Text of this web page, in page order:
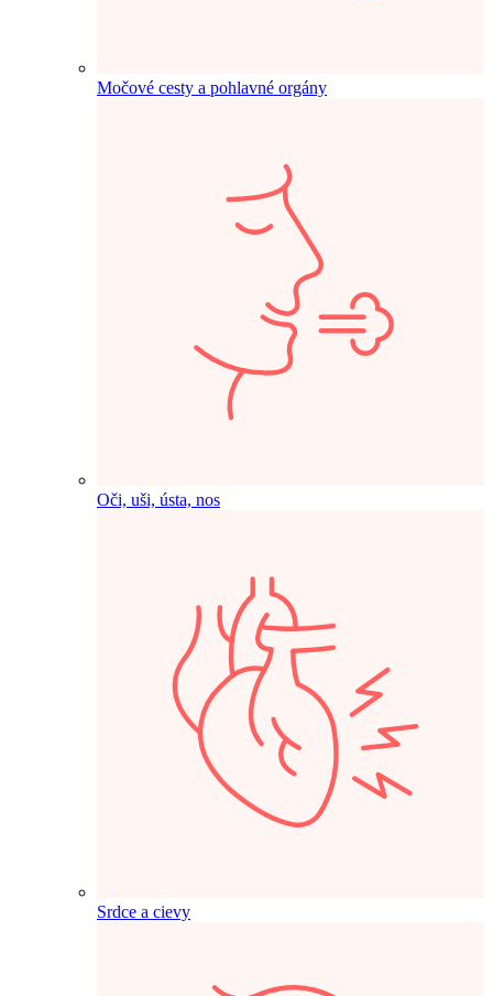
Močové cesty a pohlavné orgány
Oči, uši, ústa, nos
Srdce a cievy